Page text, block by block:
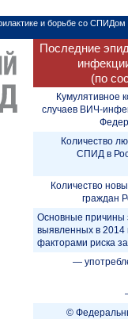
и борьбе со СПИДом
Последние
(по
Кумулятивное
случаев ВИЧ-
Количество
СПИД в
Количество
граждан
Основные причины
выявленных в 2014
факторами риска
—
©